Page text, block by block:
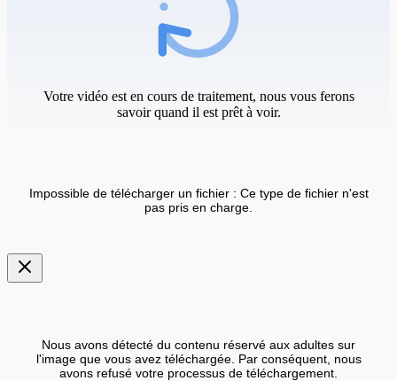
Votre vidéo est en cours de traitement, nous vous ferons
savoir quand il est prêt à voir.
Impossible de télécharger un fichier : Ce type de fichier n'est
pas pris en charge.
Nous avons détecté du contenu réservé aux adultes sur
l'image que vous avez téléchargée. Par conséquent, nous
avons refusé votre processus de téléchargement.